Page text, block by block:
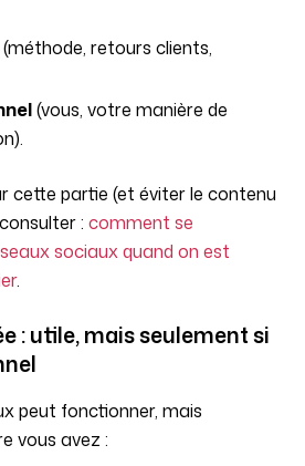
(méthode, retours clients,
(vous, votre manière de
cette partie (et éviter le contenu
: comment se
sociaux quand on est
.
: utile, mais seulement si
peut fonctionner, mais
vous avez :